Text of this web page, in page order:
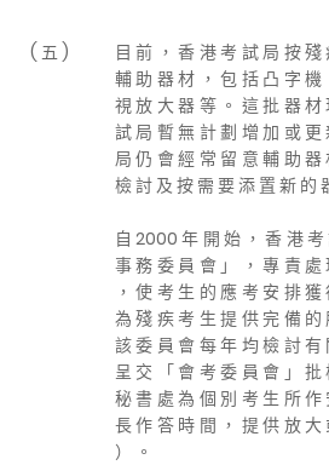
( 五 )
目 前 ， 香 港 考 試 局 按
輔 助 器 材 ， 包 括 凸 字
視 放 大 器 等 。 這 批 器
試 局 暫 無 計 劃 增 加 或
局 仍 會 經 常 留 意 輔 助
檢 討 及 按 需 要 添 置 新 的
自 2000 年 開 始 ， 香 港
事 務 委 員 會 」 ， 專 責
， 使 考 生 的 應 考 安 排
為 殘 疾 考 生 提 供 完 備 的
該 委 員 會 每 年 均 檢 討 有
呈 交 「 會 考 委 員 會 」
秘 書 處 為 個 別 考 生 所
長 作 答 時 間 ， 提 供 放
） 。